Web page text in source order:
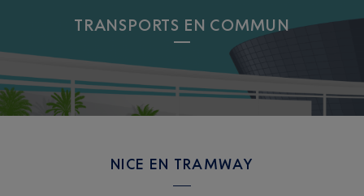
TRANSPORTS EN COMMUN
NICE EN TRAMWAY